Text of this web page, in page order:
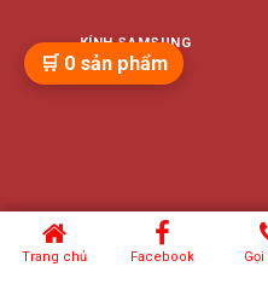
KÍNH SAMSUNG
82 SẢN PHẨM
Trang chủ Facebook
🛒 0 sản phẩm